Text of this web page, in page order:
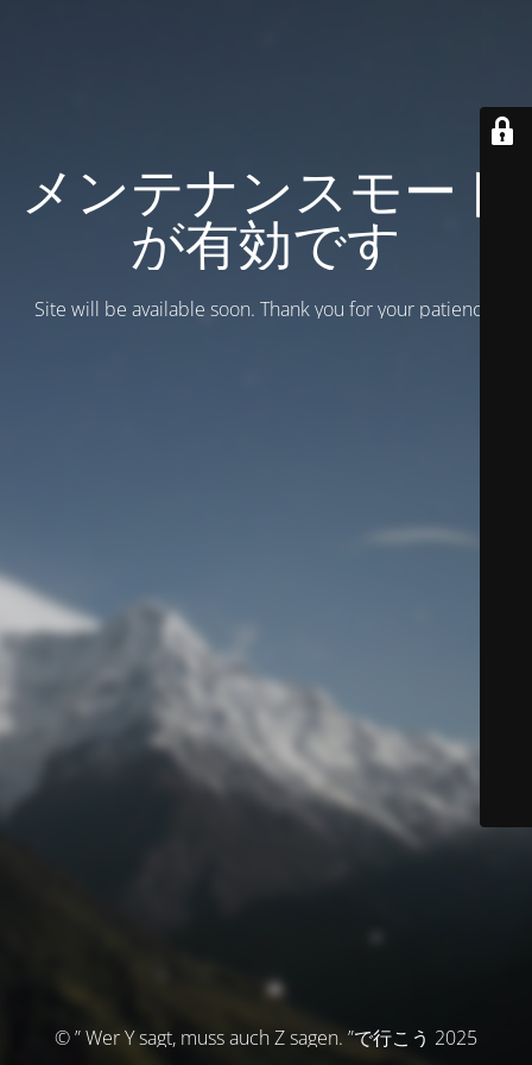
メンテナンスモード
が有効です
Site will be available soon. Thank you for your patience!
© ” Wer Y sagt, muss auch Z sagen. ”で行こう 2025